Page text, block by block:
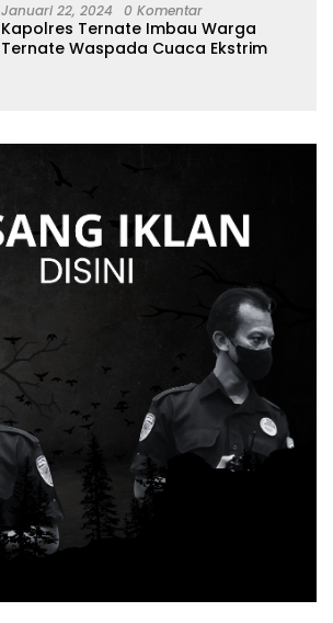
Januari 22, 2024 0 Komentar
Kapolres Ternate Imbau Warga
Ternate Waspada Cuaca Ekstrim